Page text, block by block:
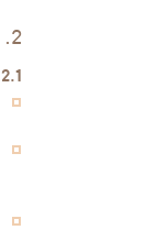
2. המידע שאנו אוספים באתר:
2.1.